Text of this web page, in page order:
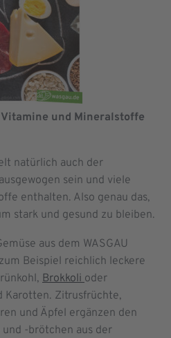
und Mineralstoffe
natürlich auch der
sein und viele
enthalten. Also genau das,
stark und gesund zu bleiben.
aus dem WASGAU
Beispiel reichlich leckere
Brokkoli oder
Karotten. Zitrusfrüchte,
und Äpfel ergänzen den
-brötchen aus der